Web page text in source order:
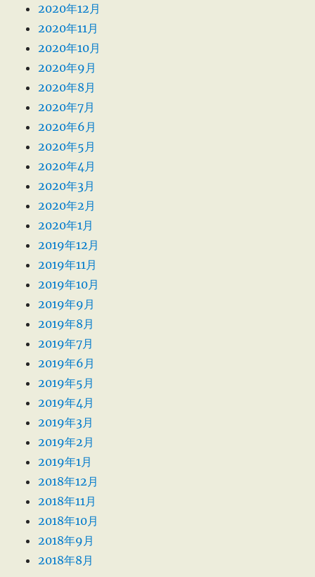
2020年12月
2020年11月
2020年10月
2020年9月
2020年8月
2020年7月
2020年6月
2020年5月
2020年4月
2020年3月
2020年2月
2020年1月
2019年12月
2019年11月
2019年10月
2019年9月
2019年8月
2019年7月
2019年6月
2019年5月
2019年4月
2019年3月
2019年2月
2019年1月
2018年12月
2018年11月
2018年10月
2018年9月
2018年8月